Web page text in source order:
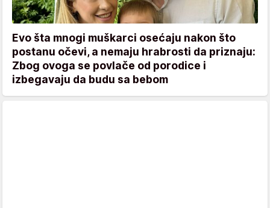
Evo šta mnogi muškarci osećaju nakon što
postanu očevi, a nemaju hrabrosti da priznaju:
Zbog ovoga se povlače od porodice i
izbegavaju da budu sa bebom